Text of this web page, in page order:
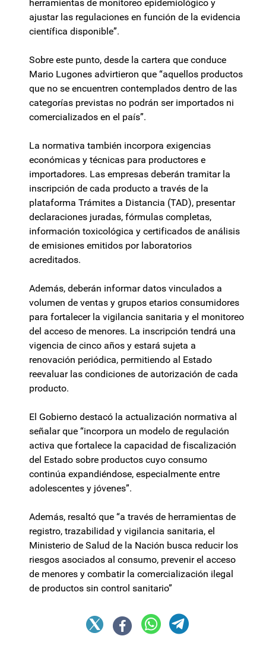
herramientas de monitoreo epidemiológico y
ajustar las regulaciones en función de la evidencia
científica disponible”.
Sobre este punto, desde la cartera que conduce
Mario Lugones advirtieron que “aquellos productos
que no se encuentren contemplados dentro de las
categorías previstas no podrán ser importados ni
comercializados en el país”.
La normativa también incorpora exigencias
económicas y técnicas para productores e
importadores. Las empresas deberán tramitar la
inscripción de cada producto a través de la
plataforma Trámites a Distancia (TAD), presentar
declaraciones juradas, fórmulas completas,
información toxicológica y certificados de análisis
de emisiones emitidos por laboratorios
acreditados.
Además, deberán informar datos vinculados a
volumen de ventas y grupos etarios consumidores
para fortalecer la vigilancia sanitaria y el monitoreo
del acceso de menores. La inscripción tendrá una
vigencia de cinco años y estará sujeta a
renovación periódica, permitiendo al Estado
reevaluar las condiciones de autorización de cada
producto.
El Gobierno destacó la actualización normativa al
señalar que “incorpora un modelo de regulación
activa que fortalece la capacidad de fiscalización
del Estado sobre productos cuyo consumo
continúa expandiéndose, especialmente entre
adolescentes y jóvenes”.
Además, resaltó que “a través de herramientas de
registro, trazabilidad y vigilancia sanitaria, el
Ministerio de Salud de la Nación busca reducir los
riesgos asociados al consumo, prevenir el acceso
de menores y combatir la comercialización ilegal
de productos sin control sanitario”